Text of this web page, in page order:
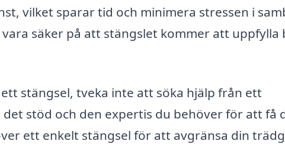
vilket sparar tid och minimera stressen i
säker på att stängslet kommer att uppfylla
stängsel, tveka inte att söka hjälp från ett
stöd och den expertis du behöver för att få
ett enkelt stängsel för att avgränsa din